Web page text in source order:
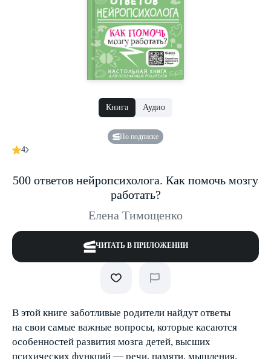
Книга Аудио
По подписке
4
500 ответов нейропсихолога. Как помочь мозгу
работать?
Елена Тимощенко
ЧИТАТЬ В ПРИЛОЖЕНИИ
В этой книге заботливые родители найдут ответы
на свои самые важные вопросы, которые касаются
особенностей развития мозга детей, высших
психических функций — речи, памяти, мышления.